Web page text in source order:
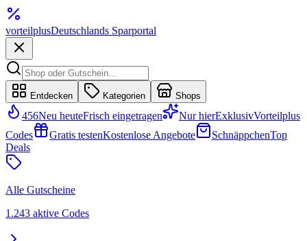
vorteilplusDeutschlands Sparportal
Entdecken Kategorien Shops
456Neu heuteFrisch eingetragen Nur hierExklusivVorteilplus
Codes
Gratis testenKostenlose Angebote SchnäppchenTop
Deals
Alle Gutscheine
1.243 aktive Codes